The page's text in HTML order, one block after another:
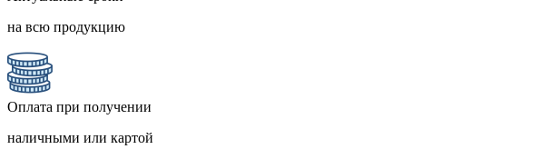
на всю продукцию
Оплата при получении
наличными или картой